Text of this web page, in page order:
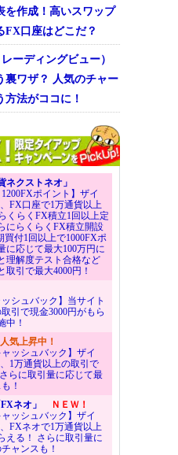
を作成！高いスワップ
FX口座はどこだ？
ーディングビュー）
裏ワザ？ 人気のチャー
方法がココに！
ネクストネオ」
1200FXポイント】ザイ
FX口座で1万通貨以上
くらくFX積立1回以上定
にらくらくFX積立開設
買付1回以上で1000FXポ
に応じて最大100万円に
理解度テスト合格など
取引で最大4000円！
ッシュバック】当サイト
引で現金3000円がもら
中！
人気上昇中！
ャッシュバック】ザイ
1万通貨以上の取引で
らに取引量に応じて最
！
ネオ」
ＮＥＷ！
ャッシュバック】ザイ
FXネオで1万通貨以上
える！ さらに取引量に
ャンスも！